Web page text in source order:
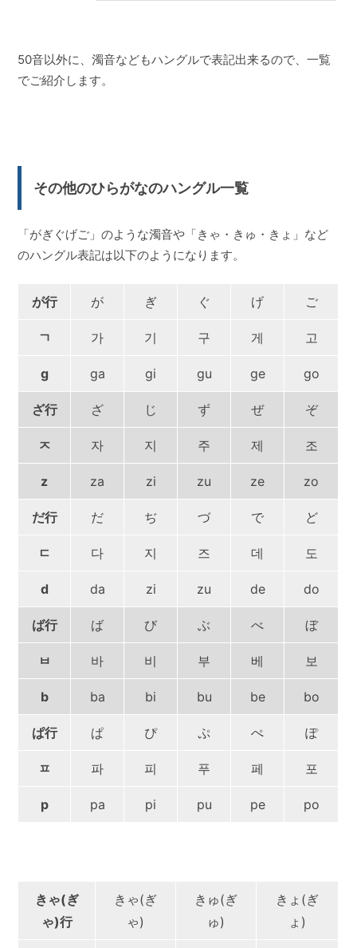
50音以外に、濁音などもハングルで表記出来るので、一覧
でご紹介します。
その他のひらがなのハングル一覧
「がぎぐげご」のような濁音や「きゃ・きゅ・きょ」など
のハングル表記は以下のようになります。
が行 が ぎ ぐ げ ご
ㄱ 가 기 구 게 고
g ga gi gu ge go
ざ行 ざ じ ず ぜ ぞ
ㅈ 자 지 주 제 조
z za zi zu ze zo
だ行 だ ぢ づ で ど
ㄷ 다 지 즈 데 도
d da zi zu de do
ば行 ば び ぶ べ ぼ
ㅂ 바 비 부 베 보
b ba bi bu be bo
ぱ行 ぱ ぴ ぷ ぺ ぽ
ㅍ 파 피 푸 페 포
p pa pi pu pe po
きゃ(ぎ
ゃ)行
きゃ(ぎ
ゃ)
きゅ(ぎ
ゅ)
きょ(ぎ
ょ)